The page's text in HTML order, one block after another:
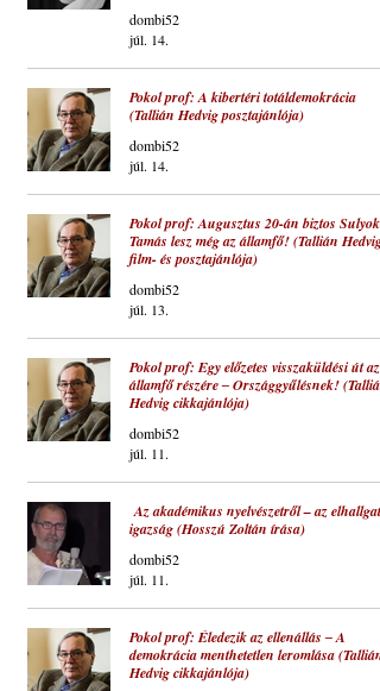
dombi52
júl. 14.
Pokol prof: A kibertéri totáldemokrácia
(Tallián Hedvig posztajánlója)
dombi52
júl. 14.
Pokol prof: Augusztus 20-án biztos Sulyok
Tamás lesz még az államfő! (Tallián Hedvig
film- és posztajánlója)
dombi52
júl. 13.
Pokol prof: Egy előzetes visszaküldési út az
államfő részére ‒ Országgyűlésnek! (Tallián
Hedvig cikkajánlója)
dombi52
júl. 11.
Az akadémikus nyelvészetről – az
igazság (Hosszú Zoltán írása)
dombi52
júl. 11.
Pokol prof: Éledezik az ellenállás ‒ A
demokrácia menthetetlen leromlása (Tallián
Hedvig cikkajánlója)